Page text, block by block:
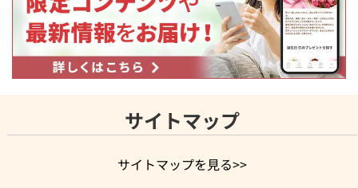
サイトマップ
サイトマップを見る>>